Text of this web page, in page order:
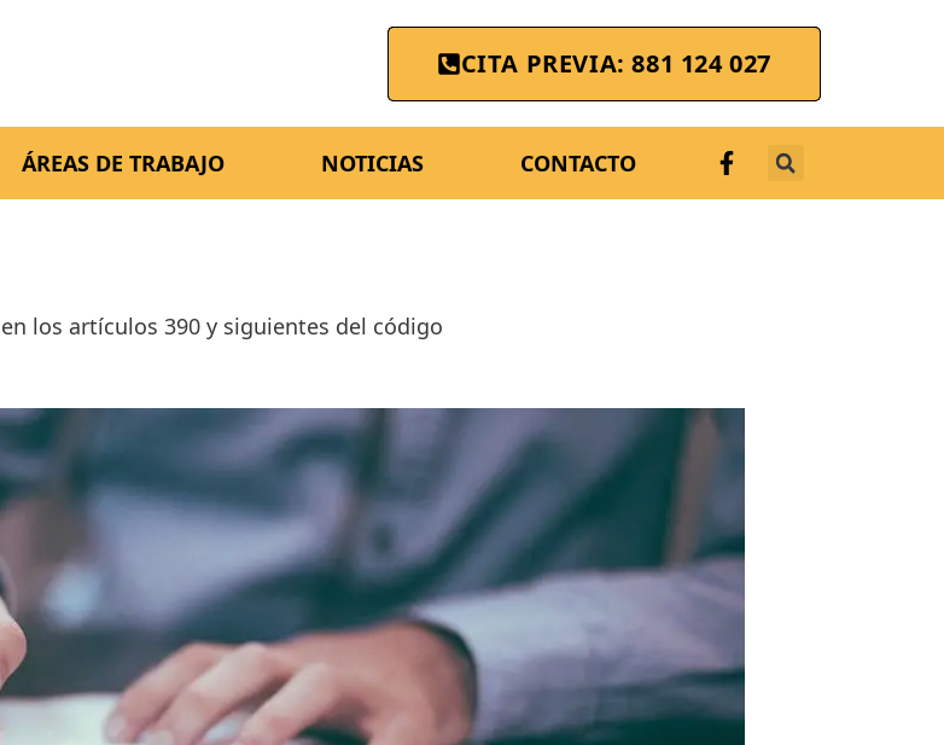
CITA PREVIA: 881 124 027
ÁREAS DE TRABAJO NOTICIAS CONTACTO
los artículos 390 y siguientes del código